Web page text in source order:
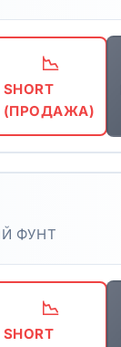
📉
SHORT
(ПРОДАЖА)
ФУНТ
📉
SHORT